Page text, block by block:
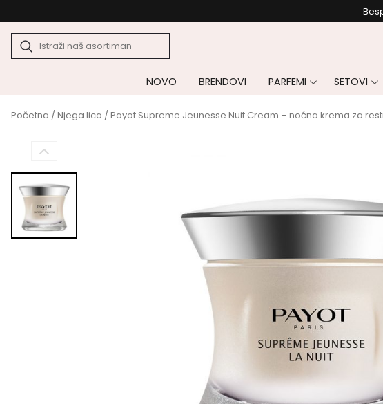
NOVO BRENDOVI PARFEMI SETOVI
Početna /Njega lica / Payot Supreme Jeunesse Nuit Cream – noćna krema za